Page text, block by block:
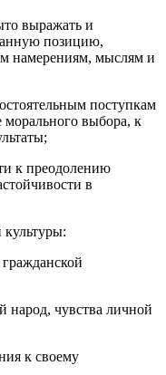
выражать и
позицию,
намерениям, мыслям и
поступкам
выбора, к
к преодолению
в
чувства личной
к своему